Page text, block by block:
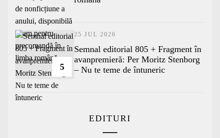
5
25 JUL 2026
Semnal editorial 805 + Fragment în
avanpremieră: Per Moritz Stenborg
– Nu te teme de întuneric
EDITURI